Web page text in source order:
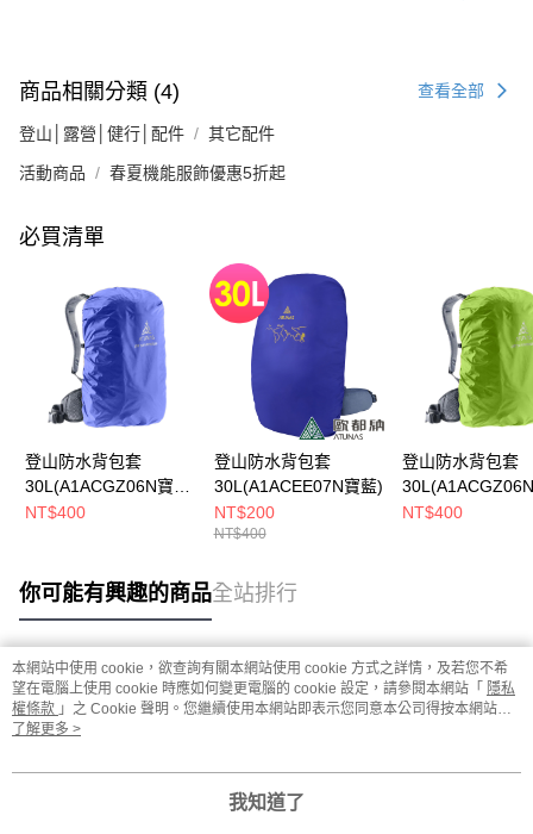
商品相關分類 (4) 查看全部
登山│露營│健行│配件 其它配件
活動商品 春夏機能服飾優惠5折起
必買清單
登山防水背包套
30L(A1ACGZ06N寶
藍)
NT$400
登山防水背包套
30L(A1ACEE07N寶藍)
NT$200
NT$400
登山防水背包套
綠)
NT$400
你可能有興趣的商品全站排行
熱門標籤
本網站中使用 cookie，欲查詢有關本網站使用 cookie 方式之詳情，及若您不希
望在電腦上使用 cookie 時應如何變更電腦的 cookie 設定，請參閱本網站「 隱私
權條款 」之 Cookie 聲明。您繼續使用本網站即表示您同意本公司得按本網站使
用條款之 Cookie 聲明使用 cookie。
了解更多 >
我知道了